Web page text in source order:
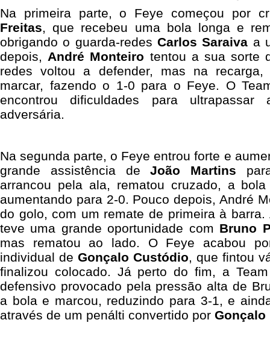
Na primeira parte, o Feye começou por
Freitas, que recebeu uma bola longa e
obrigando o guarda-redes Carlos Saraiva a
depois, André Monteiro tentou a sua sorte
redes voltou a defender, mas na
marcar, fazendo o 1-0 para o Feye. O
encontrou dificuldades para ultrapassar
adversária.
Na segunda parte, o Feye entrou forte e
grande assistência deJoão Martins
arrancou pela ala, rematou cruzado, a
aumentando para 2-0. Pouco depois, André
do golo, com um remate de primeira à barra.
teve uma grande oportunidade com Bruno
mas rematou ao lado. O Feye acabou
individual de Gonçalo Custódio, que fintou
finalizou colocado. Já perto do fim, a
defensivo provocado pela pressão alta de
a bola e marcou, reduzindo para 3-1, e
através de um penálti convertido por Gonçalo